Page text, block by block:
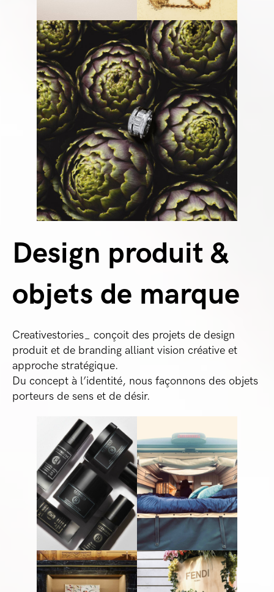
Design produit &
objets de marque
Creativestories_ conçoit des projets de design
produit et de branding alliant vision créative et
approche stratégique.
Du concept à l’identité, nous façonnons des objets
porteurs de sens et de désir.